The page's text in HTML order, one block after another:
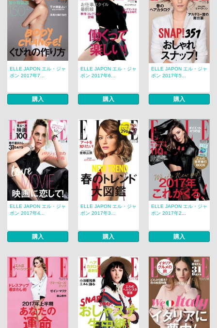
ELLE JAPON エル・ジャ
ポン 2017年7...
購入
ELLE JAPON エル・ジャ
ポン 2017年6...
購入
ELLE JAPON エル・ジャ
ポン 2017年5...
購入
ELLE JAPON エル・ジャ
ポン 2017年4...
購入
ELLE JAPON エル・ジャ
ポン 2017年3...
購入
ELLE JAPON エル・ジャ
ポン 2017年2...
購入